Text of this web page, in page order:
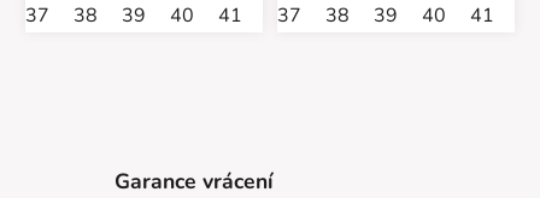
37 38 39 40 41 37 38 39 40 41
Garance vrácení